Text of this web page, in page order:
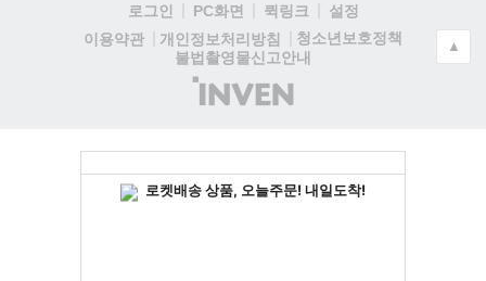
로그인 PC화면 퀵링크
설정
이용약관
개인정보처리방침
청소년보호정책
불법촬영물신고안내
(주)
인
▲